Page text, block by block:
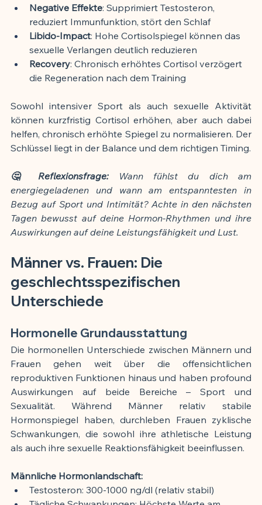
Negative Effekte: Supprimiert Testosteron,
reduziert Immunfunktion, stört den Schlaf
Libido-Impact: Hohe Cortisolspiegel können das
sexuelle Verlangen deutlich reduzieren
Recovery: Chronisch erhöhtes Cortisol verzögert
die Regeneration nach dem Training
Sowohl intensiver Sport als auch sexuelle Aktivität
können kurzfristig Cortisol erhöhen, aber auch dabei
helfen, chronisch erhöhte Spiegel zu normalisieren. Der
Schlüssel liegt in der Balance und dem richtigen Timing.
🤔 Reflexionsfrage: Wann fühlst du dich am
energiegeladenen und wann am entspanntesten in
Bezug auf Sport und Intimität? Achte in den nächsten
Tagen bewusst auf deine Hormon-Rhythmen und ihre
Auswirkungen auf deine Leistungsfähigkeit und Lust.
Männer vs. Frauen: Die
geschlechtsspezifischen
Unterschiede
Hormonelle Grundausstattung
Die hormonellen Unterschiede zwischen Männern und
Frauen gehen weit über die offensichtlichen
reproduktiven Funktionen hinaus und haben profound
Auswirkungen auf beide Bereiche – Sport und
Sexualität. Während Männer relativ stabile
Hormonspiegel haben, durchleben Frauen zyklische
Schwankungen, die sowohl ihre athletische Leistung
als auch ihre sexuelle Reaktionsfähigkeit beeinflussen.
Männliche Hormonlandschaft:
Testosteron: 300-1000 ng/dl (relativ stabil)